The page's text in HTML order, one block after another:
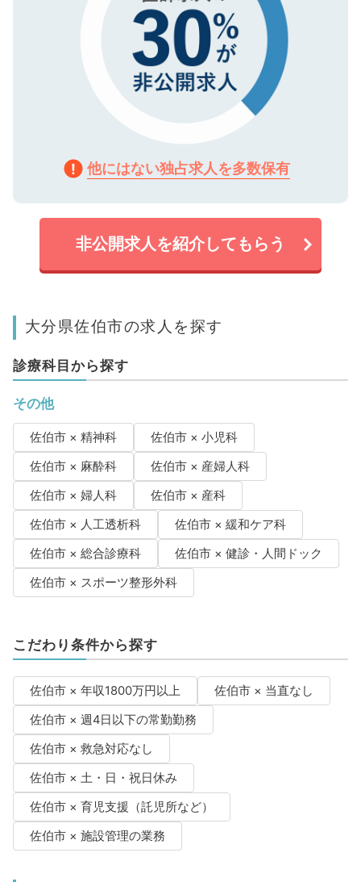
他にはない独占求人を多数保有
非公開求人を紹介してもらう
大分県佐伯市の求人を探す
診療科目から探す
その他
佐伯市 × 精神科
佐伯市 × 小児科
佐伯市 × 麻酔科
佐伯市 × 産婦人科
佐伯市 × 婦人科
佐伯市 × 産科
佐伯市 × 人工透析科
佐伯市 × 緩和ケア科
佐伯市 × 総合診療科
佐伯市 × 健診・人間ドック
佐伯市 × スポーツ整形外科
こだわり条件から探す
佐伯市 × 年収1800万円以上
佐伯市 × 当直なし
佐伯市 × 週4日以下の常勤勤務
佐伯市 × 救急対応なし
佐伯市 × 土・日・祝日休み
佐伯市 × 育児支援（託児所など）
佐伯市 × 施設管理の業務